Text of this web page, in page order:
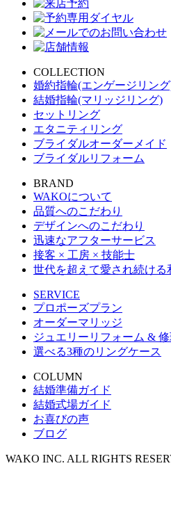
COLLECTION
婚約指輪(エンゲージリン
結婚指輪(マリッジリング)
セットリング
エタニティリング
ブライダルオーダーメイド
ブライダルリフォーム
BRAND
WAKOについて
品質へのこだわり
デザインへのこだわり
迅速なアフターサービス
接客 × 工房 × 技能士
世代を超えて愛され続ける
SERVICE
プロポーズプラン
オーダーマリッジ
ジュエリーリフォーム & 修
選べる3種のリングケース
COLUMN
結婚準備ガイド
結婚式場ガイド
お喜びの声
ブログ
WAKO INC. ALL RIGHTS